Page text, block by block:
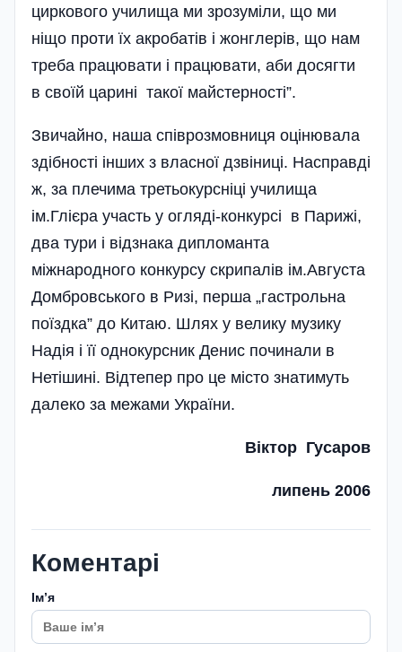
циркового училища ми зрозуміли, що ми
ніщо проти їх акробатів і жонглерів, що нам
треба працювати і працювати, аби досягти
в своїй царині такої майстерності”.
Звичайно, наша співрозмовниця оцінювала
здібності інших з власної дзвіниці. Насправді
ж, за плечима третьокурсніці училища
ім.Глієра участь у огляді-конкурсі в Парижі,
два тури і відзнака дипломанта
міжнародного конкурсу скрипалів ім.Августа
Домбровського в Ризі, перша „гастрольна
поїздка” до Китаю. Шлях у велику музику
Надія і її однокурсник Денис починали в
Нетішині. Відтепер про це місто знатимуть
далеко за межами України.
Віктор Гусаров
липень 2006
Коментарі
Імʼя